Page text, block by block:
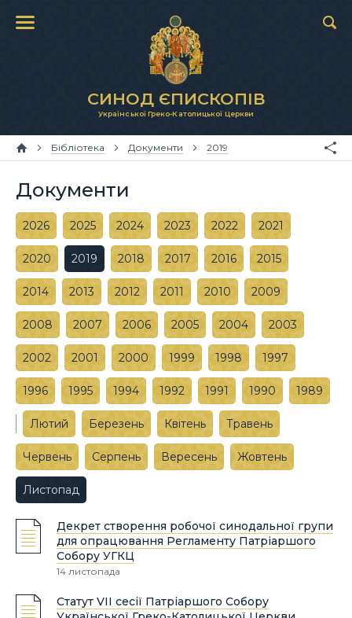
СИНОД ЄПИСКОПІВ
Української Греко-Католицької Церкви
Бібліотека Документи 2019
Документи
2026 2025 2024 2023 2022 2021
2020 2019 2018 2017 2016 2015
2014 2013 2012 2011 2010 2009
2008 2007 2006 2005 2004 2003
2002 2001 2000 1999 1998 1997
1996 1995 1994 1992 1991 1990 1989
Лютий Березень Квітень Травень
Червень Серпень Вересень Жовтень
Листопад
Декрет створення робочої синодальної групи
для опрацювання Регламенту Патріаршого
Собору УГКЦ
14 листопада
Статут VII сесії Патріаршого Собору